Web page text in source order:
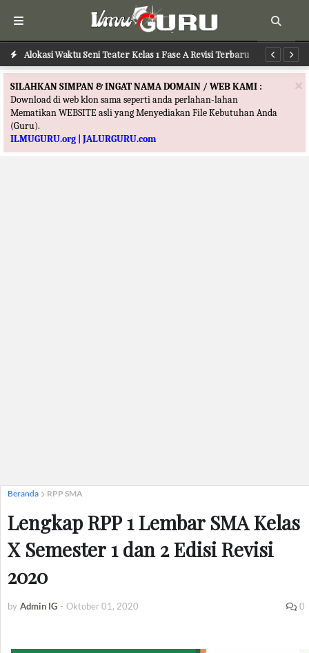
Alokasi Waktu Seni Teater Kelas 1 Fase A Revisi Terbaru
Alokasi Waktu Seni Tari Kelas 1 Fase A Revisi Terbaru
×
SILAHKAN SIMPAN & INGAT NAMA DOMAIN / WEB KAMI :
Download di web klon sama seperti anda perlahan-lahan
Mematikan WEBSITE asli yang Menyediakan File Kebutuhan Anda
(Guru).
ILMUGURU.org | JALURGURU.com
Beranda RPP SMA
Lengkap RPP 1 Lembar SMA Kelas
X Semester 1 dan 2 Edisi Revisi
2020
by Admin IG - Oktober 01, 2020 0